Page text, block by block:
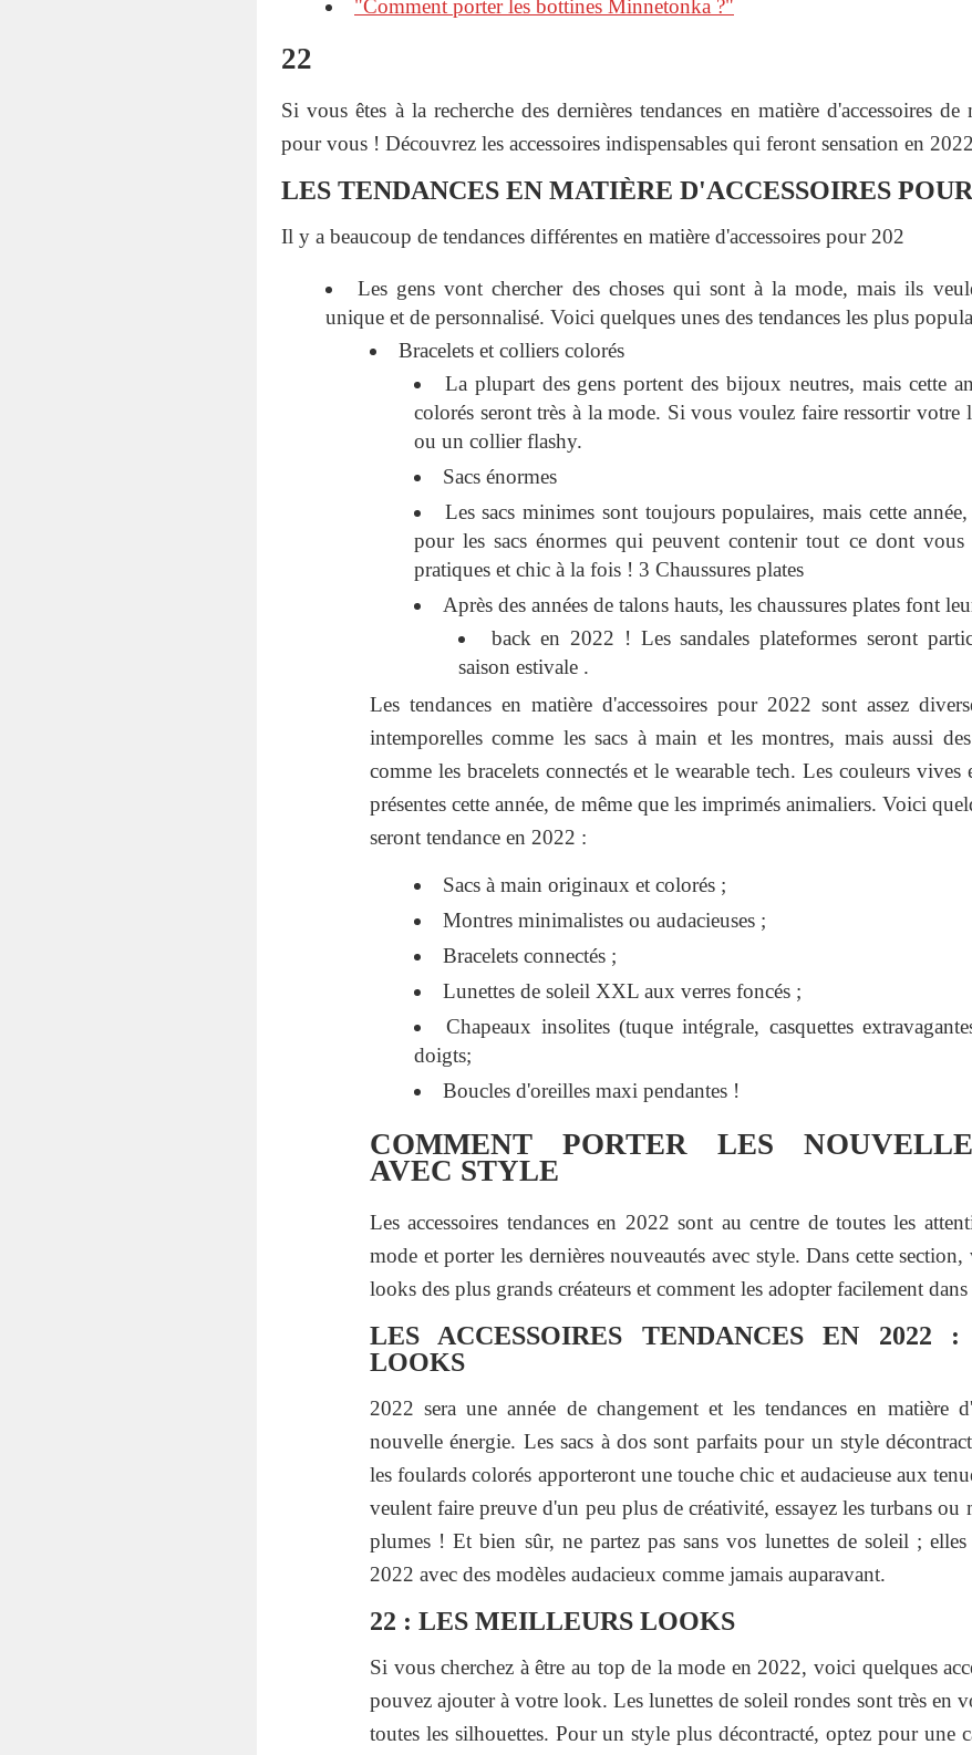
"Comment porter les bottines Minnetonka ?"
22
Si vous êtes à la recherche des dernières tendances en matière d'accessoires
pour vous ! Découvrez les accessoires indispensables qui feront sensation en
LES TENDANCES EN MATIÈRE D'ACCESSOIRES
Il y a beaucoup de tendances différentes en matière d'accessoires pour 202
Les gens vont chercher des choses qui sont à la mode, mais ils
unique et de personnalisé. Voici quelques unes des tendances les plus
Bracelets et colliers colorés
La plupart des gens portent des bijoux neutres, mais cette
colorés seront très à la mode. Si vous voulez faire ressortir
ou un collier flashy.
Sacs énormes
Les sacs minimes sont toujours populaires, mais cette
pour les sacs énormes qui peuvent contenir tout ce dont vous
pratiques et chic à la fois ! 3 Chaussures plates
Après des années de talons hauts, les chaussures plates font
back en 2022 ! Les sandales plateformes seront
saison estivale .
Les tendances en matière d'accessoires pour 2022 sont assez
intemporelles comme les sacs à main et les montres, mais aussi
comme les bracelets connectés et le wearable tech. Les couleurs
présentes cette année, de même que les imprimés animaliers. Voici
seront tendance en 2022 :
Sacs à main originaux et colorés ;
Montres minimalistes ou audacieuses ;
Bracelets connectés ;
Lunettes de soleil XXL aux verres foncés ;
Chapeaux insolites (tuque intégrale, casquettes
doigts;
Boucles d'oreilles maxi pendantes !
COMMENT PORTER LES
AVEC STYLE
Les accessoires tendances en 2022 sont au centre de toutes les
mode et porter les dernières nouveautés avec style. Dans cette
looks des plus grands créateurs et comment les adopter facilement
LES ACCESSOIRES TENDANCES EN 2022
LOOKS
2022 sera une année de changement et les tendances en matière
nouvelle énergie. Les sacs à dos sont parfaits pour un style
les foulards colorés apporteront une touche chic et audacieuse aux
veulent faire preuve d'un peu plus de créativité, essayez les turbans ou
plumes ! Et bien sûr, ne partez pas sans vos lunettes de soleil ;
2022 avec des modèles audacieux comme jamais auparavant.
22 : LES MEILLEURS LOOKS
Si vous cherchez à être au top de la mode en 2022, voici quelques
pouvez ajouter à votre look. Les lunettes de soleil rondes sont très en
toutes les silhouettes. Pour un style plus décontracté, optez pour une